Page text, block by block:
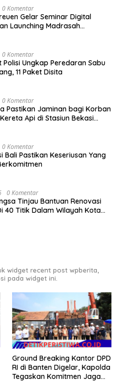
0 Komentar
Gelar Seminar Digital
Launching Madrasah
0 Komentar
Polisi Ungkap Peredaran Sabu
11 Paket Disita
0 Komentar
Pastikan Jaminan bagi Korban
Api di Stasiun Bekasi
0 Komentar
Bali Pastikan Keseriusan Yang
0 Komentar
Tinjau Bantuan Renovasi
40 Titik Dalam Wilayah Kota
widget recent post wpberita,
pada widget ini.
Ground Breaking Kantor DPD
RI di Banten Digelar, Kapolda
Tegaskan Komitmen Jaga